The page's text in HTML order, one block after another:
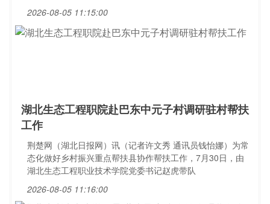
2026-08-05 11:15:00
湖北生态工程职院赴巴东中元子村调研驻村帮扶
工作
荆楚网（湖北日报网）讯（记者许文秀 通讯员钱怡娜）为常
态化做好乡村振兴重点帮扶县协作帮扶工作，7月30日，由
湖北生态工程职业技术学院党委书记赵虎带队
2026-08-05 11:16:00